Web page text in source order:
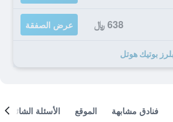
638 ﷼ عرض الصفقة
فنادق مشابهة الموقع الأسئلة الشائعة